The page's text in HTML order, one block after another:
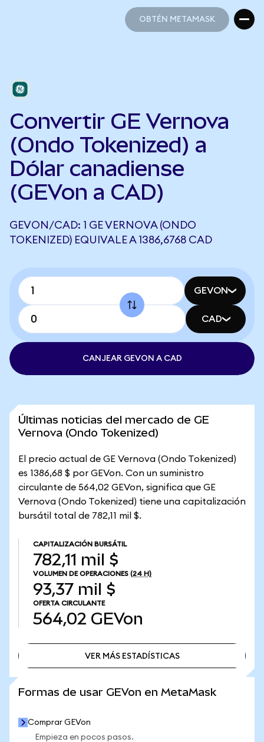
OBTÉN METAMASK
Convertir GE Vernova
(Ondo Tokenized) a
Dólar canadiense
(GEVon a CAD)
GEVON/CAD: 1 GE VERNOVA (ONDO
TOKENIZED) EQUIVALE A 1386,6768 CAD
GEVON
CAD
CANJEAR GEVON A CAD
Últimas noticias del mercado de GE
Vernova (Ondo Tokenized)
El precio actual de GE Vernova (Ondo Tokenized)
es 1386,68 $ por GEVon. Con un suministro
circulante de 564,02 GEVon, significa que GE
Vernova (Ondo Tokenized) tiene una capitalización
bursátil total de 782,11 mil $.
CAPITALIZACIÓN BURSÁTIL
782,11 mil $
VOLUMEN DE OPERACIONES (24 H)
93,37 mil $
OFERTA CIRCULANTE
564,02 GEVon
VER MÁS ESTADÍSTICAS
Formas de usar GEVon en MetaMask
Comprar GEVon
Empieza en pocos pasos.